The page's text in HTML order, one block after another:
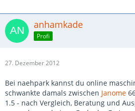
anhamkade
Profi
27. Dezember 2012
Bei naehpark kannst du online
schwankte damals zwischen Janome
1.5 - nach Vergleich, Beratung und